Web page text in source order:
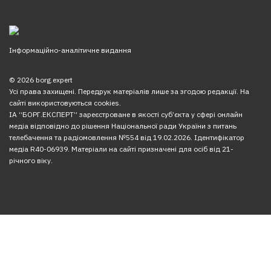
Інформаційно-аналітичне видання
© 2026 borg.expert
Усі права захищені. Передрук матеріалів лише за згодою редакції. На
сайті використовуються cookies.
ІА “БОРГ.ЕКСПЕРТ” зареєстроване в якості суб’єкта у сфері онлайн
медіа відповідно до рішення Національної ради України з питань
телебачення та радіомовлення №554 від 19.02.2026. Ідентифікатор
медіа R40-06939. Матеріали на сайті призначені для осіб від 21-
річного віку.